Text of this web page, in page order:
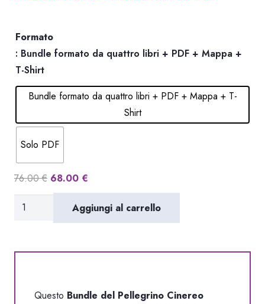
Formato
: Bundle formato da quattro libri + PDF + Mappa +
T-Shirt
Bundle formato da quattro libri + PDF + Mappa + T-
Shirt
Solo PDF
76.00€ Il
prezzo
originale
era:
68.00 €
prezzo
attuale
è:
Bundle
Cinereo
Aggiungi al carrello
Questo Bundle del Pellegrino Cinereo